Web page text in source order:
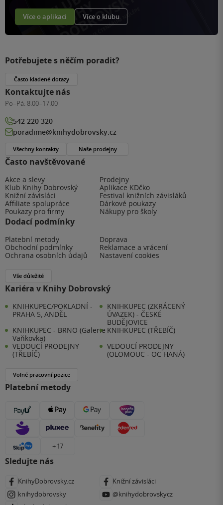
Více o aplikaci Více o klubu
Často navštěvované
Akce a slevy
Prodejny
Klub Knihy Dobrovský
Aplikace KDčko
Knižní závisláci
Festival knižních závisláků
Affiliate spolupráce
Dárkové poukazy
Poukazy pro firmy
Nákupy pro školy
Dodací podmínky
Platební metody
Doprava
Obchodní podmínky
Reklamace a vrácení
Ochrana osobních údajů
Nastavení cookies
Vše důležité
Kariéra v Knihy Dobrovský
KNIHKUPEC/POKLADNÍ -
PRAHA 5, ANDĚL
KNIHKUPEC (ZKRÁCENÝ
ÚVAZEK) - ČESKÉ
BUDĚJOVICE
KNIHKUPEC - BRNO (Galerie
Vaňkovka)
KNIHKUPEC (TŘEBÍČ)
VEDOUCÍ PRODEJNY
(TŘEBÍČ)
VEDOUCÍ PRODEJNY
(OLOMOUC - OC HANÁ)
Volné pracovní pozice
Platební metody
+ 17
Sledujte nás
KnihyDobrovsky.cz
Knižní závisláci
knihydobrovsky
@knihydobrovskycz
Potřebujete s něčím poradit?
Často kladené dotazy
Kontaktujte nás
Po–Pá: 8:00–17:00
542 220 320
poradime@knihydobrovsky.cz
Všechny kontakty Naše prodejny